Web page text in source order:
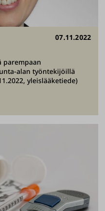
07.11.2022
parempaan
alan työntekijöillä
yleislääketiede)